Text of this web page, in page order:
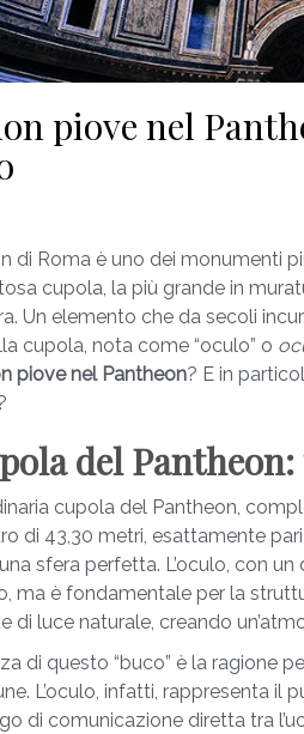
piove nel
di Roma è uno dei monumenti
cupola, la più grande in
Un elemento che da secoli
cupola, nota come “oculo” o
piove nel Pantheon? E in
del
cupola del Pantheon,
di 43,30 metri, esattamente
sfera perfetta. L’oculo, con
ma è fondamentale per la
di luce naturale, creando
di questo “buco” è la ragione
L’oculo, infatti, rappresenta il
di comunicazione diretta tra